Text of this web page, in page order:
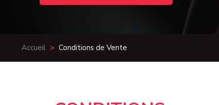
Accueil > Conditions de Vente